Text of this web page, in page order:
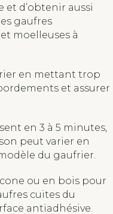
et d’obtenir aussi
gaufres
moelleuses à
en mettant trop
et assurer
en 3 à 5 minutes,
peut varier en
du gaufrier.
ou en bois pour
cuites du
antiadhésive.